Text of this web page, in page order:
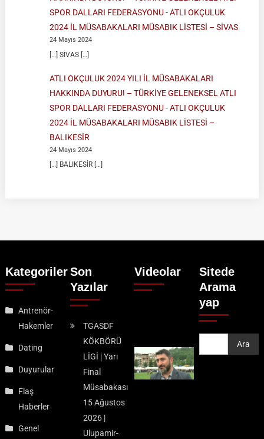
SPOR DALLARI FEDERASYONU-ATLI OKÇULUK
2024 İL MÜSABAKALARI MÜSABIK LİSTESİ – SİVAS
24 Mayıs 2024
[…] SİVAS […]
ATLI OKÇULUK 2024 YILI İL MÜSABAKALARI
HAKKINDA DUYURU! – TÜRKİYE GELENEKSEL ATLI
SPOR DALLARI FEDERASYONU-ATLI OKÇULUK
2024 İL MÜSABAKALARI MÜSABIK LİSTESİ –
BALIKESİR
24 Mayıs 2024
[…] BALIKESİR […]
Kategoriler
Antrenör-
Hakemler
Dating
Duyurular
Flaş
Haberler
Genel
Son
Yazılar
TGASDF
KÖKBÖRÜ
LİGİ | Yarı
Final
Müsabakası
15 Ağustos
2026 |
Ulupamir-
Videolar
Sitede
Arama
yap
Ara